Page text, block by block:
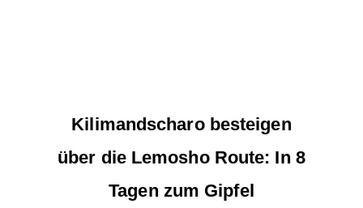
Kilimandscharo besteigen
über die Lemosho Route: In 8
Tagen zum Gipfel